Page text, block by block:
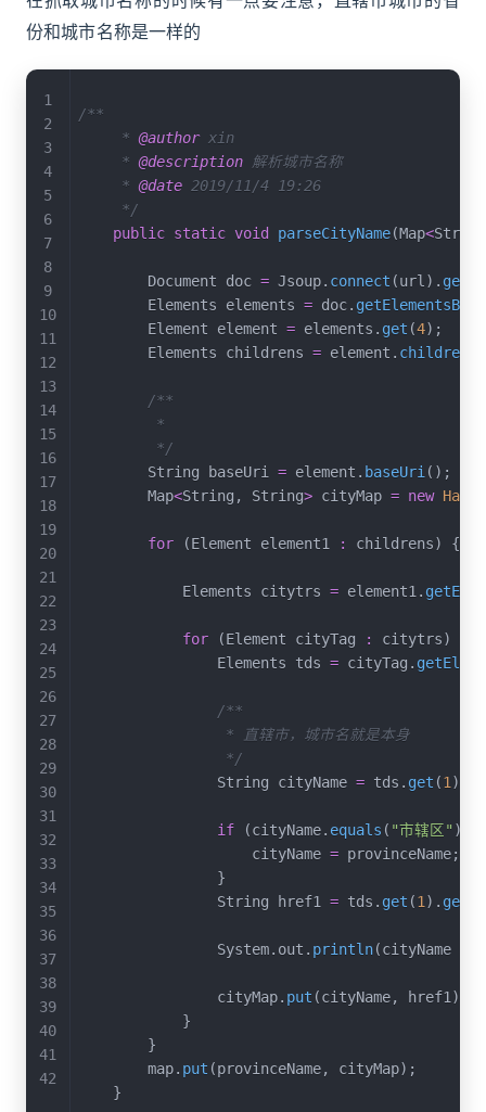
份和城市名称是一样的
/**
     *
@author xin
     *
@description 解析城市名称
     *
@date 2019/11/4 19:26
     */
public static void parseCityName(Map<String
        Document doc
= Jsoup. connect (url ) . get
        Elements elements
= doc.
        Element element
= elements . get (4) ;
        Elements childrens
= element . children
/**
         *
         */
        String baseUri
= element . baseUri ( ) ;
        Map
<String , String> cityMap = new
for (Element element1 : childrens) {
            Elements citytrs
= element1 .
for (Element cityTag : citytrs)
                Elements tds
= cityTag .
/**
                 * 直辖市，城市名就是本身
                 */
                String cityName
= tds . get (1 )
if (cityName. equals ( "市辖区" )
                    cityName
= provinceName;
}
                String href1
= tds . get (1 ) .
                System
. out . println(cityName
                cityMap
. put (cityName, href1 )
}
}
        map
. put (provinceName, cityMap) ;
}